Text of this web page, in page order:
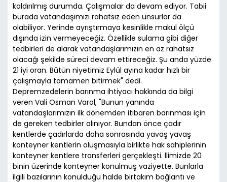
kaldırılmış durumda. Çalışmalar da devam ediyor. Tabii
burada vatandaşımızı rahatsız eden unsurlar da
olabiliyor. Yerinde ayrıştırmaya kesinlikle makul ölçü
dışında izin vermeyeceğiz. Özellikle sulama gibi diğer
tedbirleri de alarak vatandaşlarımızın en az rahatsız
olacağı şekilde süreci devam ettireceğiz. Şu anda yüzde
21 iyi oran. Bütün niyetimiz Eylül ayına kadar hızlı bir
çalışmayla tamamen bitirmek" dedi.
Depremzedelerin barınma ihtiyacı hakkında da bilgi
veren Vali Osman Varol, "Bunun yanında
vatandaşlarımızın ilk dönemden itibaren barınması için
de gereken tedbirler alınıyor. Bundan önce çadır
kentlerde çadırlarda daha sonrasında yavaş yavaş
konteyner kentlerin oluşmasıyla birlikte hak sahiplerinin
konteyner kentlere transferleri gerçekleşti. İlimizde 20
binin üzerinde konteyner konulmuş vaziyette. Bunlarla
ilgili bazılarının konulduğu halde birtakım bağlantı ve